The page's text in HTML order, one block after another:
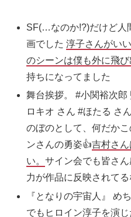
SF(…なのか!?)だけど人
画でした淳子さんがい
のシーンは僕も外に飛
持ちになってました
舞台挨拶。 #小関裕次郎
ロキオ さん #ほたる さ
のぼのとして、何だか
ンさんの勇姿👍吉村さ
い。サイン会でも皆さ
力が作品に反映されてる
『となりの宇宙人』 め
でもヒロイン淳子を演